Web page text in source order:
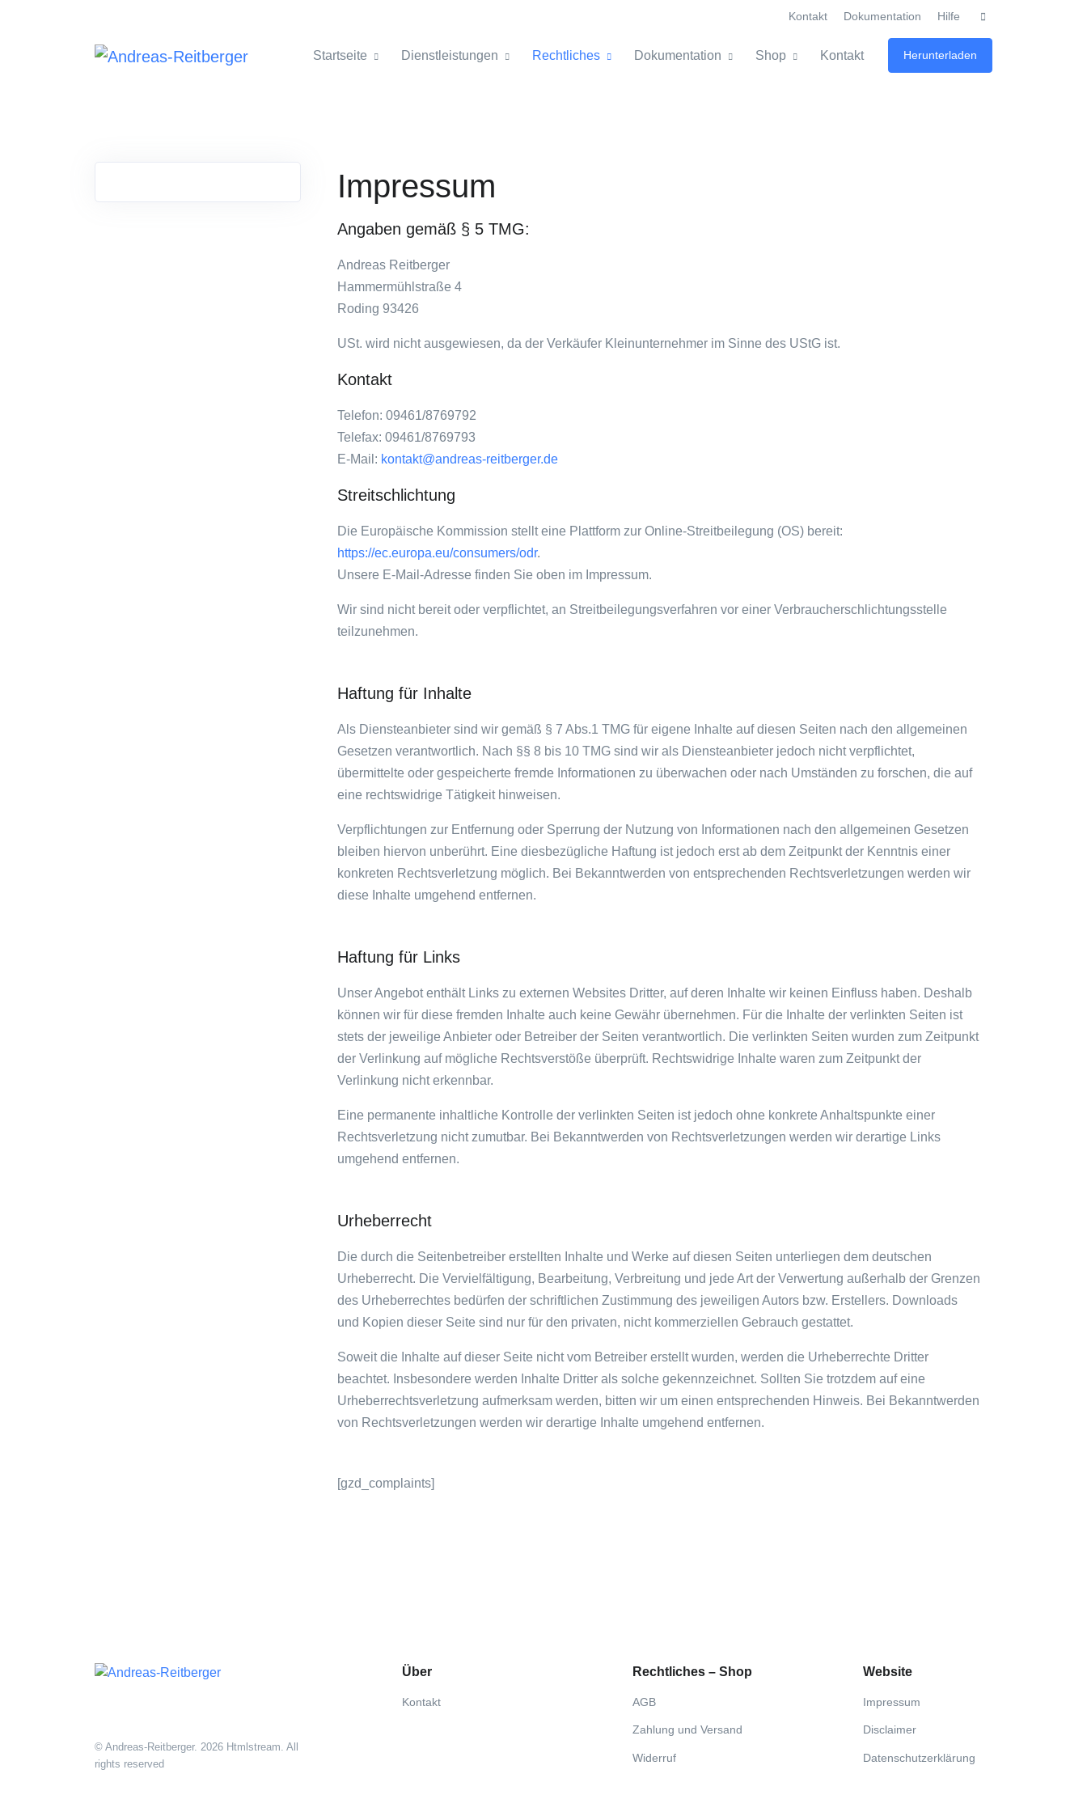
Kontakt Dokumentation Hilfe
Startseite Dienstleistungen Rechtliches Dokumentation Shop Kontakt Herunterladen
Impressum
Angaben gemäß § 5 TMG:
Andreas Reitberger
Hammermühlstraße 4
Roding 93426
USt. wird nicht ausgewiesen, da der Verkäufer Kleinunternehmer im Sinne des UStG ist.
Kontakt
Telefon: 09461/8769792
Telefax: 09461/8769793
E-Mail: kontakt@andreas-reitberger.de
Streitschlichtung
Die Europäische Kommission stellt eine Plattform zur Online-Streitbeilegung (OS) bereit:
https://ec.europa.eu/consumers/odr.
Unsere E-Mail-Adresse finden Sie oben im Impressum.
Wir sind nicht bereit oder verpflichtet, an Streitbeilegungsverfahren vor einer Verbraucherschlichtungsstelle
teilzunehmen.
Haftung für Inhalte
Als Diensteanbieter sind wir gemäß § 7 Abs.1 TMG für eigene Inhalte auf diesen Seiten nach den allgemeinen
Gesetzen verantwortlich. Nach §§ 8 bis 10 TMG sind wir als Diensteanbieter jedoch nicht verpflichtet,
übermittelte oder gespeicherte fremde Informationen zu überwachen oder nach Umständen zu forschen, die auf
eine rechtswidrige Tätigkeit hinweisen.
Verpflichtungen zur Entfernung oder Sperrung der Nutzung von Informationen nach den allgemeinen Gesetzen
bleiben hiervon unberührt. Eine diesbezügliche Haftung ist jedoch erst ab dem Zeitpunkt der Kenntnis einer
konkreten Rechtsverletzung möglich. Bei Bekanntwerden von entsprechenden Rechtsverletzungen werden wir
diese Inhalte umgehend entfernen.
Haftung für Links
Unser Angebot enthält Links zu externen Websites Dritter, auf deren Inhalte wir keinen Einfluss haben. Deshalb
können wir für diese fremden Inhalte auch keine Gewähr übernehmen. Für die Inhalte der verlinkten Seiten ist
stets der jeweilige Anbieter oder Betreiber der Seiten verantwortlich. Die verlinkten Seiten wurden zum Zeitpunkt
der Verlinkung auf mögliche Rechtsverstöße überprüft. Rechtswidrige Inhalte waren zum Zeitpunkt der
Verlinkung nicht erkennbar.
Eine permanente inhaltliche Kontrolle der verlinkten Seiten ist jedoch ohne konkrete Anhaltspunkte einer
Rechtsverletzung nicht zumutbar. Bei Bekanntwerden von Rechtsverletzungen werden wir derartige Links
umgehend entfernen.
Urheberrecht
Die durch die Seitenbetreiber erstellten Inhalte und Werke auf diesen Seiten unterliegen dem deutschen
Urheberrecht. Die Vervielfältigung, Bearbeitung, Verbreitung und jede Art der Verwertung außerhalb der Grenzen
des Urheberrechtes bedürfen der schriftlichen Zustimmung des jeweiligen Autors bzw. Erstellers. Downloads
und Kopien dieser Seite sind nur für den privaten, nicht kommerziellen Gebrauch gestattet.
Soweit die Inhalte auf dieser Seite nicht vom Betreiber erstellt wurden, werden die Urheberrechte Dritter
beachtet. Insbesondere werden Inhalte Dritter als solche gekennzeichnet. Sollten Sie trotzdem auf eine
Urheberrechtsverletzung aufmerksam werden, bitten wir um einen entsprechenden Hinweis. Bei Bekanntwerden
von Rechtsverletzungen werden wir derartige Inhalte umgehend entfernen.
[gzd_complaints]
Über
Kontakt
Rechtliches – Shop
AGB
Zahlung und Versand
Widerruf
Website
Impressum
Disclaimer
Datenschutzerklärung
© Andreas-Reitberger. 2026 Htmlstream. All
rights reserved